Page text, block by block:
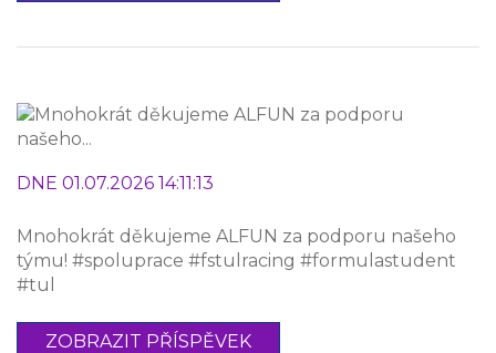
DNE 01.07.2026 14:11:13
Mnohokrát děkujeme ALFUN za podporu našeho
týmu! #spoluprace #fstulracing #formulastudent
#tul
ZOBRAZIT PŘÍSPĚVEK